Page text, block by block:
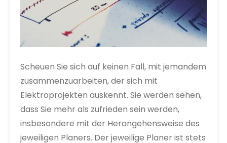
Scheuen Sie sich auf keinen Fall, mit jemandem
zusammenzuarbeiten, der sich mit
Elektroprojekten auskennt. Sie werden sehen,
dass Sie mehr als zufrieden sein werden,
insbesondere mit der Herangehensweise des
jeweiligen Planers. Der jeweilige Planer ist stets